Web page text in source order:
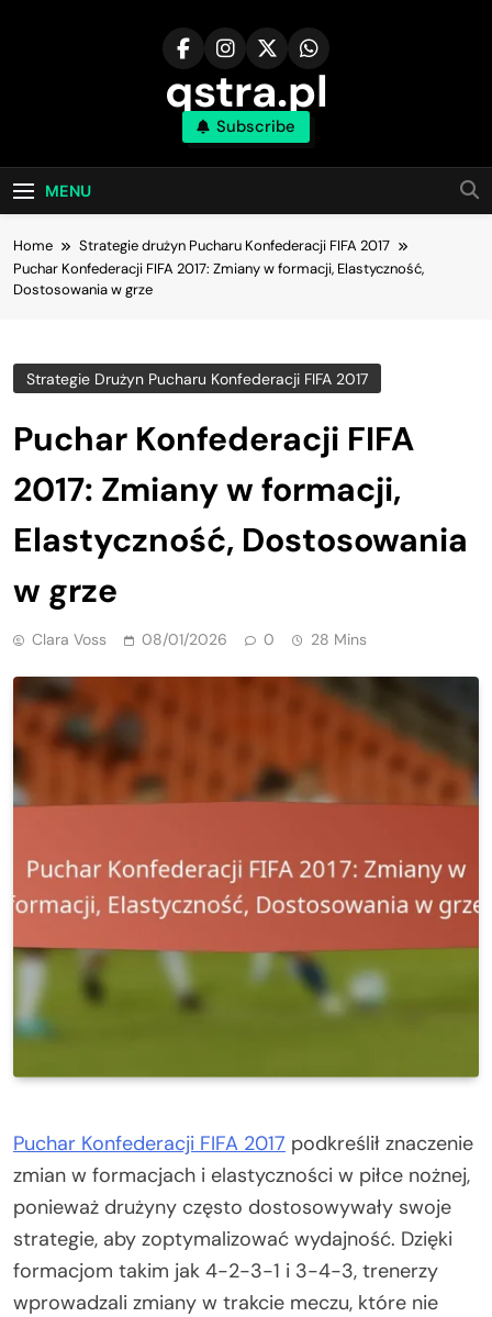
qstra.pl
Subscribe
MENU
Home
Strategie drużyn Pucharu Konfederacji FIFA 2017
Puchar Konfederacji FIFA 2017: Zmiany w formacji, Elastyczność,
Dostosowania w grze
Strategie Drużyn Pucharu Konfederacji FIFA 2017
Puchar Konfederacji FIFA
2017: Zmiany w formacji,
Elastyczność, Dostosowania
w grze
Clara Voss 08/01/2026 0 28 Mins
Puchar Konfederacji FIFA 2017 podkreślił znaczenie
zmian w formacjach i elastyczności w piłce nożnej,
ponieważ drużyny często dostosowywały swoje
strategie, aby zoptymalizować wydajność. Dzięki
formacjom takim jak 4-2-3-1 i 3-4-3, trenerzy
wprowadzali zmiany w trakcie meczu, które nie